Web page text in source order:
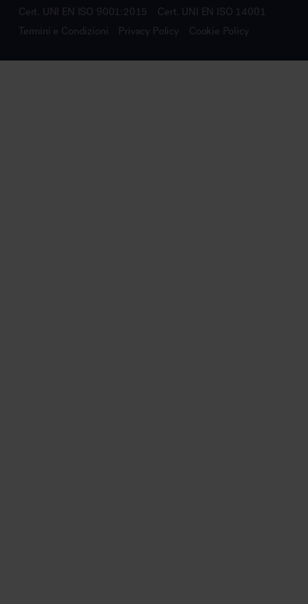
Cert. UNI EN ISO 9001:2015
Cert. UNI EN ISO 14001
Termini e Condizioni
Privacy Policy Cookie Policy